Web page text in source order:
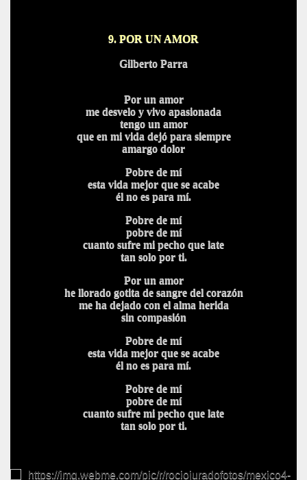
9. POR UN AMOR
Gilberto Parra
Por un amor
me desvelo y vivo apasionada
tengo un amor
que en mi vida dejó para siempre
amargo dolor
Pobre de mí
esta vida mejor que se acabe
él no es para mí.
Pobre de mí
pobre de mí
cuanto sufre mi pecho que late
tan solo por ti.
Por un amor
he llorado gotita de sangre del corazón
me ha dejado con el alma herida
sin compasión
Pobre de mí
esta vida mejor que se acabe
él no es para mí.
Pobre de mí
pobre de mí
cuanto sufre mi pecho que late
tan solo por ti.